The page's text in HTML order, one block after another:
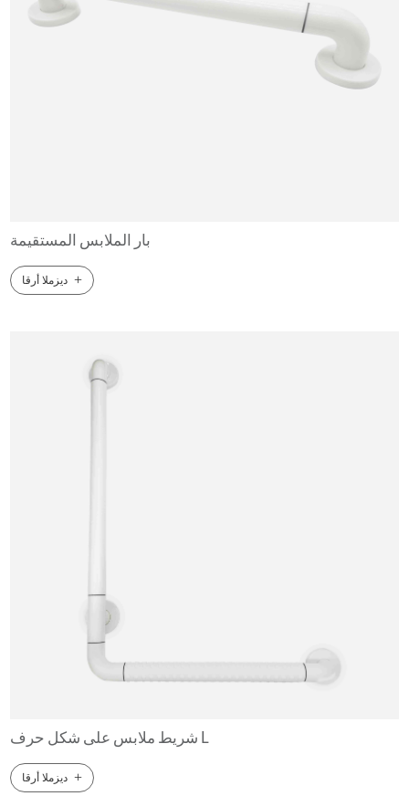
بار الملابس المستقيمة
ديزملا أرقا +
شريط ملابس على شكل حرف L
ديزملا أرقا +